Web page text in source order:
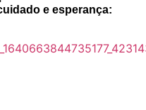
e esperança: